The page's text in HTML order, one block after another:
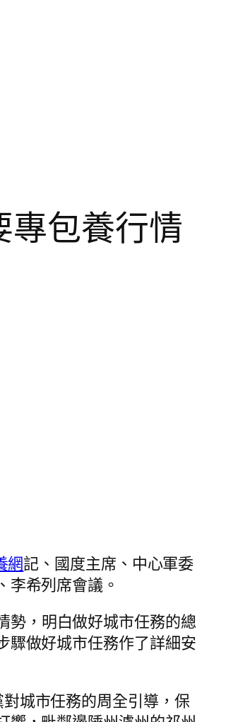
專包養行情
網記、國度主席、中心軍委
希列席會議。
勢，明白做好城市任務的總
驟做好城市任務作了詳細安
城市任務的周全引導，保